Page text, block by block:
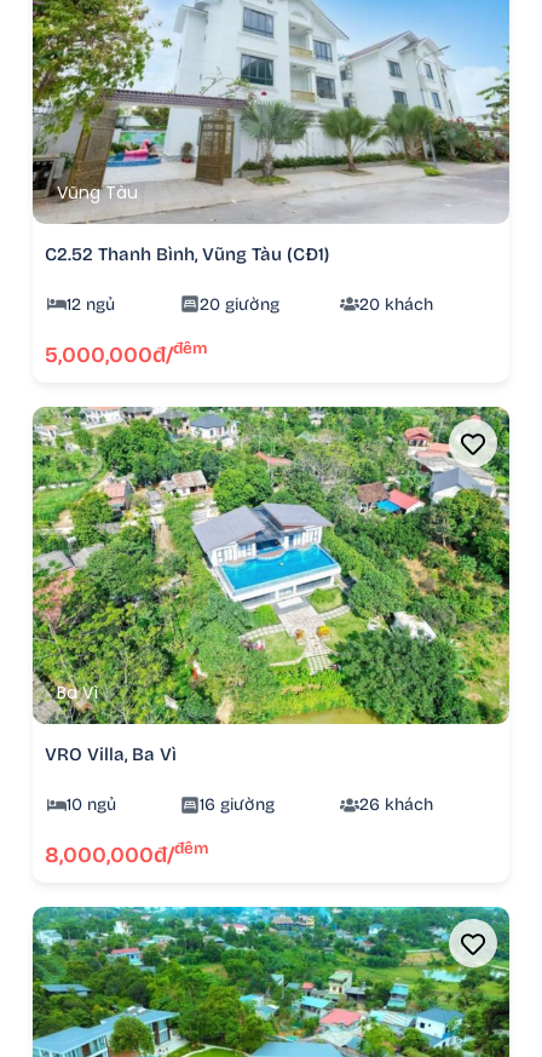
Vũng Tàu
C2.52 Thanh Bình, Vũng Tàu (CĐ1)
12 ngủ 20 giường 20 khách
5,000,000đ/đêm
Ba Vì
VRO Villa, Ba Vì
10 ngủ 16 giường 26 khách
8,000,000đ/đêm